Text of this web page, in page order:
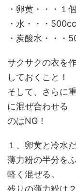
・卵黄・・・１個
・水・・・500cc
・炭酸水・・・
サクサクの衣を
しておくこと！
そして、さらに
に混ぜ合わせる
のはNG！
１、卵黄と冷水
薄力粉の半分を
軽く混ぜる。
残りの薄力粉は